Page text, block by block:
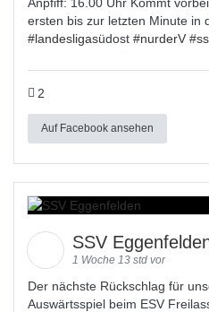
ersten bis zur letzten Minute in
#landesligasüdost #nurderV #
2
Auf Facebook ansehen
SSV
1 Woche 13 std vor
Der nächste Rückschlag für
Auswärtsspiel beim ESV